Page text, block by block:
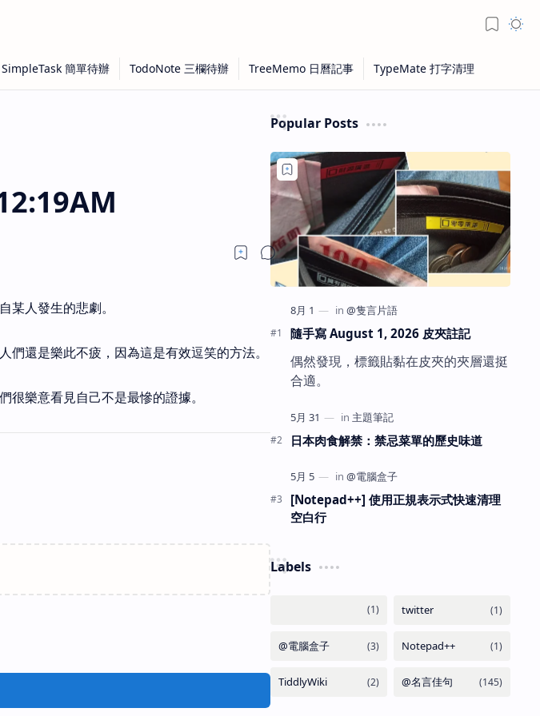
某人發生的悲劇。
還是樂此不疲，因為這是有效逗笑的方法。
樂意看見自己不是最慘的證據。
Popular Posts
隨手寫 August 1, 2026 皮夾註記
偶然發現，標籤貼黏在皮夾的夾層還挺
合適。
日本肉食解禁：禁忌菜單的歷史味道
[Notepad++] 使用正規表示式快速清理
空白行
Labels